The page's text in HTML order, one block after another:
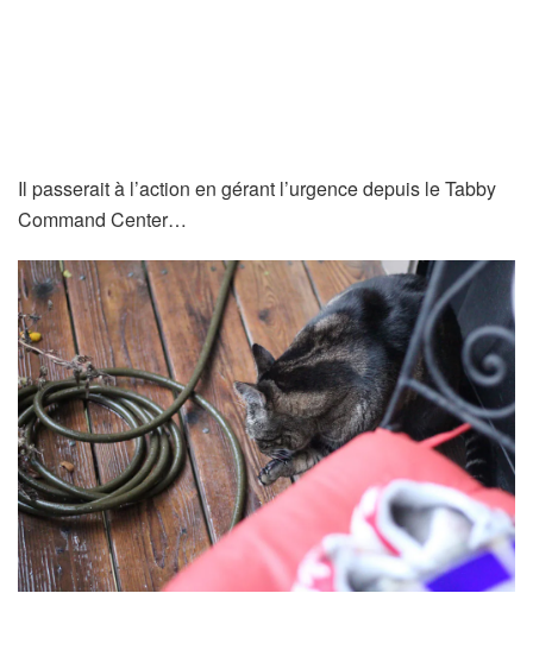
Il passerait à l’action en gérant l’urgence depuis le Tabby
Command Center…